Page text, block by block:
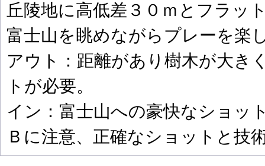
丘陵地に高低差３０ｍとフラッ
富士山を眺めながらプレーを楽
アウト：距離があり樹木が大き
トが必要。
イン：富士山への豪快なショッ
Ｂに注意、正確なショットと技